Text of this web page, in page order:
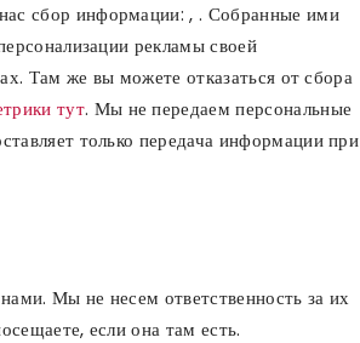
сбор информации: , . Собранные ими
рекламы своей
Там же вы можете отказаться от сбора
тут. Мы не передаем персональные
только передача информации при
Мы не несем ответственность за их
если она там есть.